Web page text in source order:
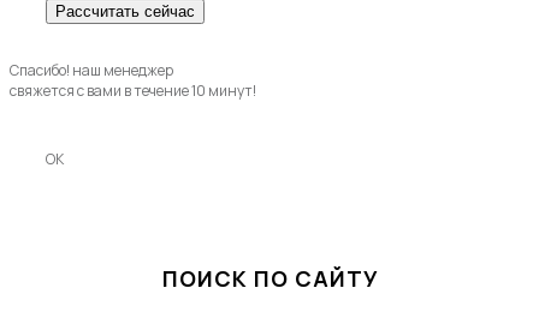
Спасибо! наш менеджер
свяжется с вами в течение 10 минут!
OK
ПОИСК ПО САЙТУ